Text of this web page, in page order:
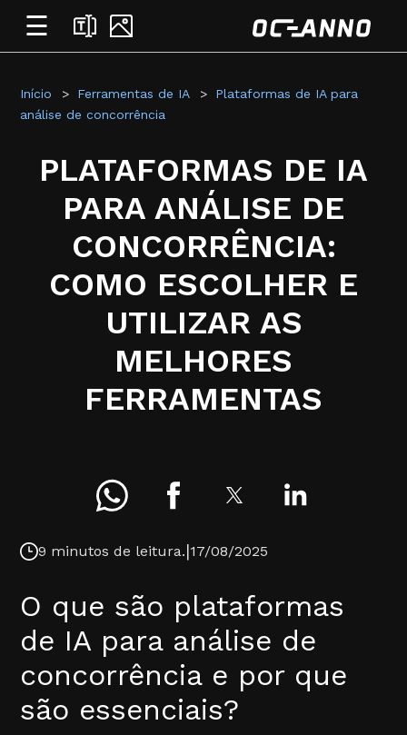
☰
Início Ferramentas de IA
Plataformas de IA para
análise de concorrência
PLATAFORMAS DE IA
PARA ANÁLISE DE
CONCORRÊNCIA:
COMO ESCOLHER E
UTILIZAR AS
MELHORES
FERRAMENTAS
9 minutos de leitura.|17/08/2025
O que são plataformas
de IA para análise de
concorrência e por que
são essenciais?